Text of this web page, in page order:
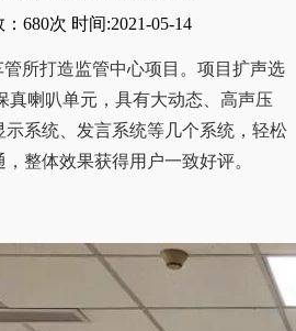
680次 时间:2021-05-14
所打造监管中心项目。项目扩声选
真喇叭单元，具有大动态、高声压
系统、发言系统等几个系统，轻松
整体效果获得用户一致好评。